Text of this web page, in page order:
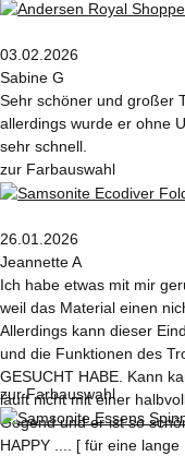
03.02.2026
Sabine G
Sehr schöner und großer
allerdings wurde er ohne
sehr schnell.
zur Farbauswahl
26.01.2026
Jeannette A
Ich habe etwas mit mir
weil das Material einen
Allerdings kann dieser
und die Funktionen des
GESUCHT HABE. Kann
läuft nicht mit einer
Gegend und er ist so
HAPPY .... [ für eine
zur Farbauswahl